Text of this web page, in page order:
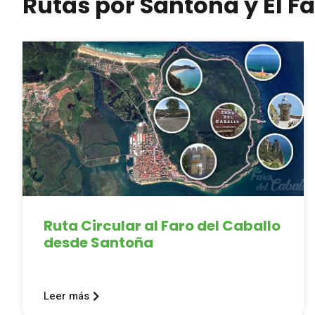
Ruta Circular al Faro del Caballo
desde Santoña
Leer más